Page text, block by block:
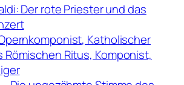
Der rote Priester und das
Opernkomponist, Katholischer
Römischen Ritus, Komponist,